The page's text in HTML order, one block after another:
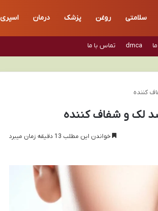
سلامتی روغن پزشک درمان اسپری
dmca تماس با ما
کننده
لک و شفاف کننده
خواندن این مطلب 13 دقیقه زمان میبرد